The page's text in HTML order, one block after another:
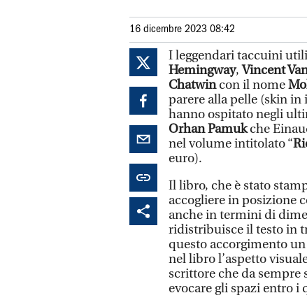
16 dicembre 2023 08:42
I leggendari taccuini
Hemingway,Vincent
Chatwincon il nome
parere alla pelle (skin in
hanno ospitato negli
Orhan Pamukche
nel volume intitolato “
euro).
Il libro, che è stato
accogliere in posizione
anche in termini di
ridistribuisce il testo in
questo accorgimento
nel libro l’aspetto
scrittore che da sempre
evocare gli spazi entro i